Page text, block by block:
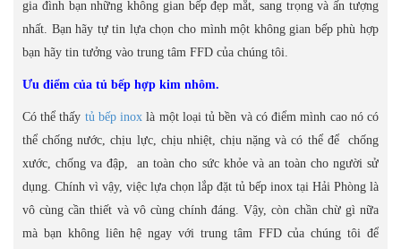
gia đình bạn những không gian bếp đẹp mắt, sang trọng và ấn tượng
nhất. Bạn hãy tự tin lựa chọn cho mình một không gian bếp phù hợp
bạn hãy tin tưởng vào trung tâm FFD của chúng tôi.
Ưu điểm của tủ bếp hợp kim nhôm.
Có thể thấy tủ bếp inoxlà một loại tủ bền và có điểm mình cao nó có
thể chống nước, chịu lực, chịu nhiệt, chịu nặng và có thể để chống
xước, chống va đập, an toàn cho sức khỏe và an toàn cho người sử
dụng. Chính vì vậy, việc lựa chọn lắp đặt tủ bếp inox tại Hải Phòng là
vô cùng cần thiết và vô cùng chính đáng. Vậy, còn chần chừ gì nữa
mà bạn không liên hệ ngay với trung tâm FFD của chúng tôi để